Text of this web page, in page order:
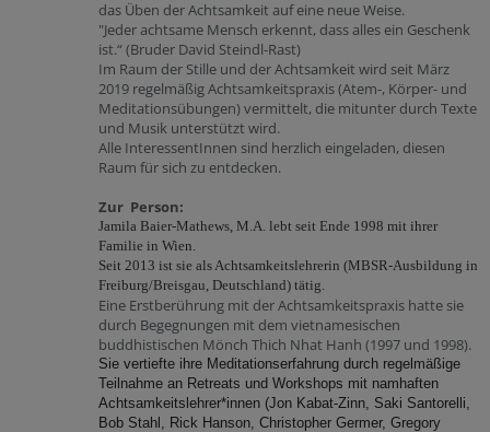
das Üben der Achtsamkeit auf eine neue Weise.
"Jeder achtsame Mensch erkennt, dass alles ein Geschenk
ist.“ (Bruder David Steindl-Rast)
Im Raum der Stille und der Achtsamkeit wird seit März
2019 regelmäßig Achtsamkeitspraxis (Atem-, Körper- und
Meditationsübungen) vermittelt, die mitunter durch Texte
und Musik unterstützt wird.
Alle InteressentInnen sind herzlich eingeladen, diesen
Raum für sich zu entdecken.
Zur Person:
Jamila Baier-Mathews, M.A. lebt seit Ende 1998 mit ihrer
Familie in Wien.
Seit 2013 ist sie als Achtsamkeitslehrerin (MBSR-Ausbildung in
Freiburg/Breisgau, Deutschland) tätig.
Eine Erstberührung mit der Achtsamkeitspraxis hatte sie
durch Begegnungen mit dem vietnamesischen
buddhistischen Mönch Thich Nhat Hanh (1997 und 1998).
Sie vertiefte ihre Meditationserfahrung durch regelmäßige
Teilnahme an Retreats und Workshops mit namhaften
Achtsamkeitslehrer*innen (Jon Kabat-Zinn, Saki Santorelli,
Bob Stahl, Rick Hanson, Christopher Germer, Gregory